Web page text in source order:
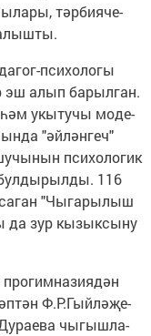
тәр­би­я­че­
пси­хо­ло­гы
эш алып ба­рыл­ган.
һәм укы­ту­чы мо­де­
"әй­лән­геч"
пси­хо­ло­гик
116
"Чы­га­ры­лыш
да зур кы­зык­сы­ну
Ф.Р.Гый­лә­җе­
чы­гыш­ла­